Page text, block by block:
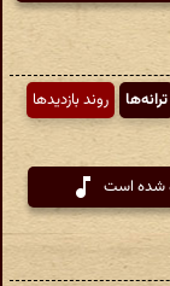
ترانه‌ها
روند بازدیدها
شده است